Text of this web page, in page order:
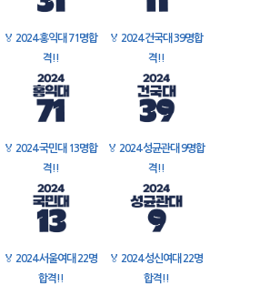
🏅 2024 홍익대 71명합
격!!
🏅 2024 건국대 39명합
격!!
🏅 2024 국민대 13명합
격!!
🏅 2024 성균관대 9명합
격!!
🏅 2024 서울여대 22명
합격!!
🏅 2024 성신여대 22명
합격!!